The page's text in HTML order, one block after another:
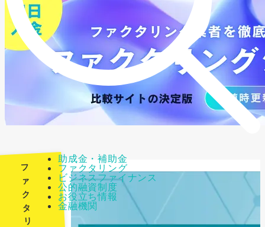
助成金・補助金
ファクタリング
ビジネスファイナンス
公的融資制度
お役立ち情報
金融機関
フ
ァ
ク
タ
リ